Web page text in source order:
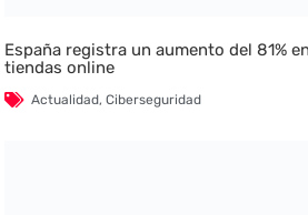
España registra un aumento del 81%
tiendas online
Actualidad,Ciberseguridad